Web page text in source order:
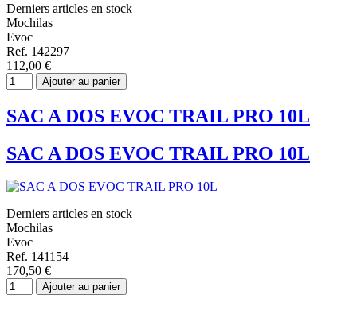
Derniers articles en stock
Mochilas
Evoc
Ref. 142297
112,00 €
Ajouter au panier
SAC A DOS EVOC TRAIL PRO 10L
SAC A DOS EVOC TRAIL PRO 10L
Derniers articles en stock
Mochilas
Evoc
Ref. 141154
170,50 €
Ajouter au panier